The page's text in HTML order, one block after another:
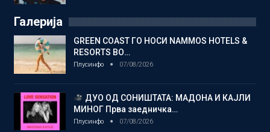
Галерија
GREEN COAST ГО НОСИ NAMMOS HOTELS &
RESORTS ВО…
Плусинфо 07/08/2026
ДУО ОД СОНИШТАТА: МАДОНА И КАЈЛИ
МИНОГ Прва заедничка…
Плусинфо 07/08/2026